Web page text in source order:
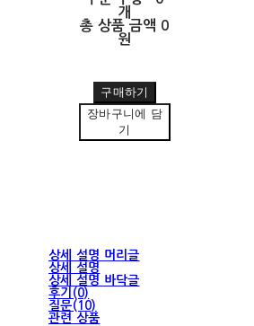
개
총 상품 금액 0
원
구매하기
장바구니에 담
기
상세 설명 머리글
상세 설명
상세 설명 바닥글
후기(0)
질문(10)
관련 상품